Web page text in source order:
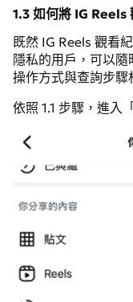
1.3 如何將 IG Reels
既然 IG Reels 觀看
隱私的用戶，可以隨
操作方式與查詢步驟
依照 1.1 步驟，進入